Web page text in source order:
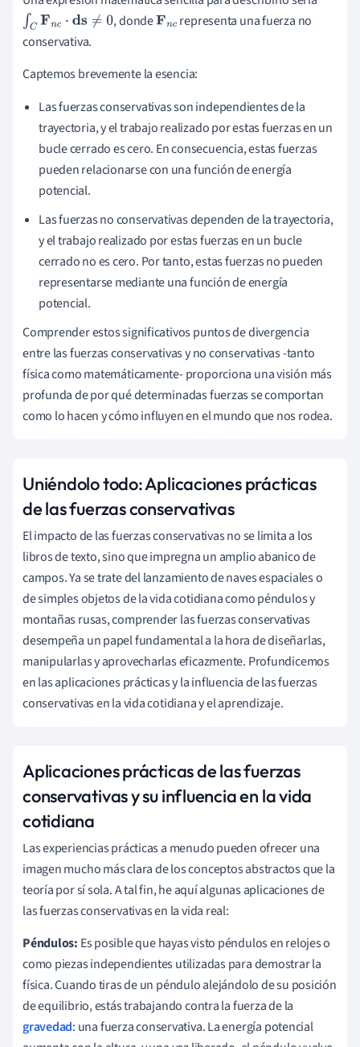
∫CFnc⋅ds ≠0 , dondeFnc representa una fuerza no
conservativa.
Captemos brevemente la esencia:
Las fuerzas conservativas son independientes de la
trayectoria, y el trabajo realizado por estas fuerzas en un
bucle cerrado es cero. En consecuencia, estas fuerzas
pueden relacionarse con una función de energía
potencial.
Las fuerzas no conservativas dependen de la trayectoria,
y el trabajo realizado por estas fuerzas en un bucle
cerrado no es cero. Por tanto, estas fuerzas no pueden
representarse mediante una función de energía
potencial.
Comprender estos significativos puntos de divergencia
entre las fuerzas conservativas y no conservativas -tanto
física como matemáticamente- proporciona una visión más
profunda de por qué determinadas fuerzas se comportan
como lo hacen y cómo influyen en el mundo que nos rodea.
Uniéndolo todo: Aplicaciones prácticas
de las fuerzas conservativas
El impacto de las fuerzas conservativas no se limita a los
libros de texto, sino que impregna un amplio abanico de
campos. Ya se trate del lanzamiento de naves espaciales o
de simples objetos de la vida cotidiana como péndulos y
montañas rusas, comprender las fuerzas conservativas
desempeña un papel fundamental a la hora de diseñarlas,
manipularlas y aprovecharlas eficazmente. Profundicemos
en las aplicaciones prácticas y la influencia de las fuerzas
conservativas en la vida cotidiana y el aprendizaje.
Aplicaciones prácticas de las fuerzas
conservativas y su influencia en la vida
cotidiana
Las experiencias prácticas a menudo pueden ofrecer una
imagen mucho más clara de los conceptos abstractos que la
teoría por sí sola. A tal fin, he aquí algunas aplicaciones de
las fuerzas conservativas en la vida real:
Péndulos: Es posible que hayas visto péndulos en relojes o
como piezas independientes utilizadas para demostrar la
física. Cuando tiras de un péndulo alejándolo de su posición
de equilibrio, estás trabajando contra la fuerza de la
gravedad: una fuerza conservativa. La energía potencial